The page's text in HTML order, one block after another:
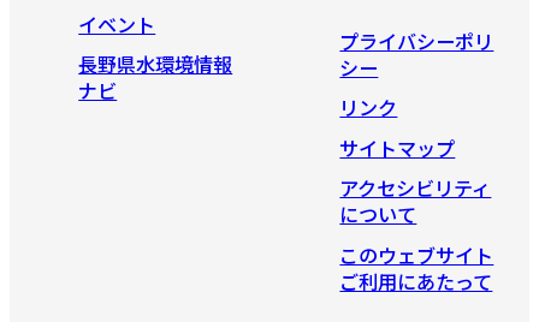
イベント
長野県水環境情報
ナビ
プライバシーポリ
シー
リンク
サイトマップ
アクセシビリティ
について
このウェブサイト
ご利用にあたって